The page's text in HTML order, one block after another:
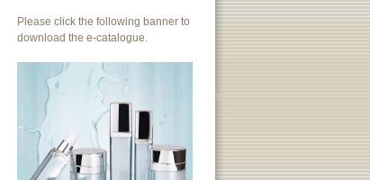
Please click the following banner to
download the e-catalogue.